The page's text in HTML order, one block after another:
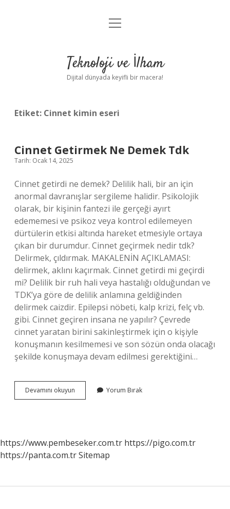
Anasayfa
Yasal Uyarı
menüyü
Teknoloji ve İlham
Dijital dünyada keyifli bir macera!
Etiket: Cinnet kimin eseri
Cinnet Getirmek Ne Demek Tdk
Tarih: Ocak 14, 2025
Cinnet getirdi ne demek? Delilik hali, bir an için
anormal davranışlar sergileme halidir. Psikolojik
olarak, bir kişinin fantezi ile gerçeği ayırt
edememesi ve psikoz veya kontrol edilemeyen
dürtülerin etkisi altında hareket etmesiyle ortaya
çıkan bir durumdur. Cinnet geçirmek nedir tdk?
Delirmek, çıldırmak. MAKALENİN AÇIKLAMASI:
delirmek, aklını kaçırmak. Cinnet getirdi mi geçirdi
mi? Delilik bir ruh hali veya hastalığı olduğundan ve
TDK’ya göre de delilik anlamına geldiğinden
delirmek caizdir. Epilepsi nöbeti, kalp krizi, felç vb.
gibi. Cinnet geçiren insana ne yapılır? Çevrede
cinnet yaratan birini sakinleştirmek için o kişiyle
konuşmanın kesilmemesi ve son sözün onda olacağı
şekilde konuşmaya devam edilmesi gerektiğini…
Devamını okuyun
Getirmek
Yorum Bırak
https://www.pembeseker.com.tr https://pigo.com.tr
https://panta.com.trSitemap